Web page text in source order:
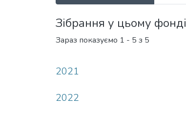
Зібрання у цьому фонді
Зараз показуємо 1 - 5 з 5
2021
2022